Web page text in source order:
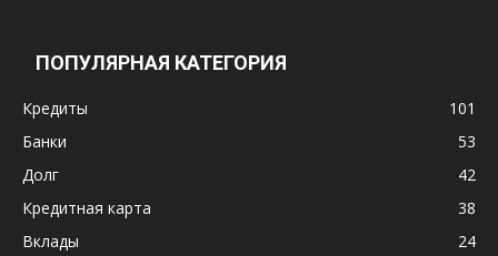
ПОПУЛЯРНАЯ КАТЕГОРИЯ
Кредиты
101
Банки
53
Долг
42
Кредитная карта
38
Вклады
24